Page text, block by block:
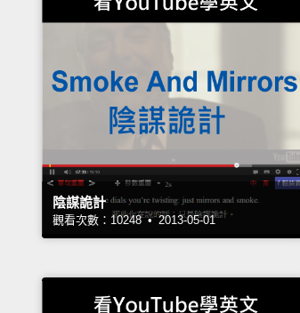
陰謀詭計
觀看次數：10248 • 2013-05-01